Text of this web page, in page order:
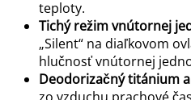
teploty.
Tichý režim vnútornej
„Silent“ na diaľkovom
hlučnosť vnútornej
Deodorizačný titánium